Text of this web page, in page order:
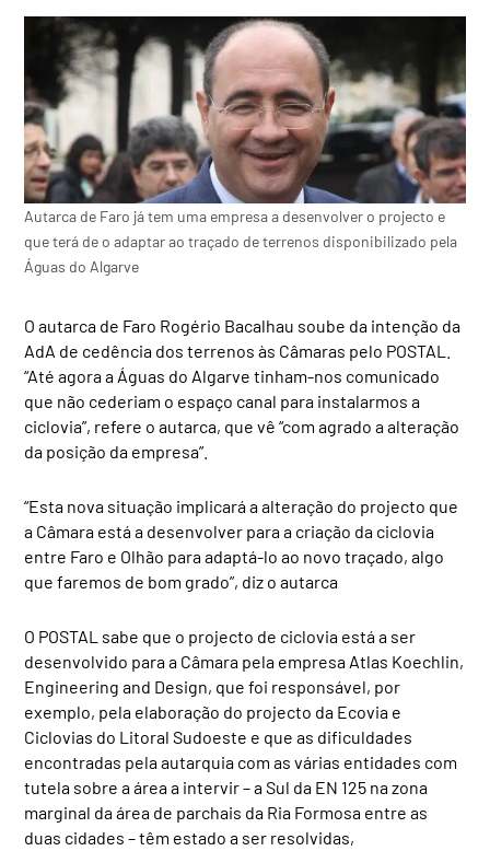
Autarca de Faro já tem uma empresa a desenvolver o projecto e
que terá de o adaptar ao traçado de terrenos disponibilizado pela
Águas do Algarve
O autarca de Faro Rogério Bacalhau soube da intenção da
AdA de cedência dos terrenos às Câmaras pelo POSTAL.
“Até agora a Águas do Algarve tinham-nos comunicado
que não cederiam o espaço canal para instalarmos a
ciclovia”, refere o autarca, que vê “com agrado a alteração
da posição da empresa”.
“Esta nova situação implicará a alteração do projecto que
a Câmara está a desenvolver para a criação da ciclovia
entre Faro e Olhão para adaptá-lo ao novo traçado, algo
que faremos de bom grado”, diz o autarca
O POSTAL sabe que o projecto de ciclovia está a ser
desenvolvido para a Câmara pela empresa Atlas Koechlin,
Engineering and Design, que foi responsável, por
exemplo, pela elaboração do projecto da Ecovia e
Ciclovias do Litoral Sudoeste e que as dificuldades
encontradas pela autarquia com as várias entidades com
tutela sobre a área a intervir – a Sul da EN 125 na zona
marginal da área de parchais da Ria Formosa entre as
duas cidades – têm estado a ser resolvidas,